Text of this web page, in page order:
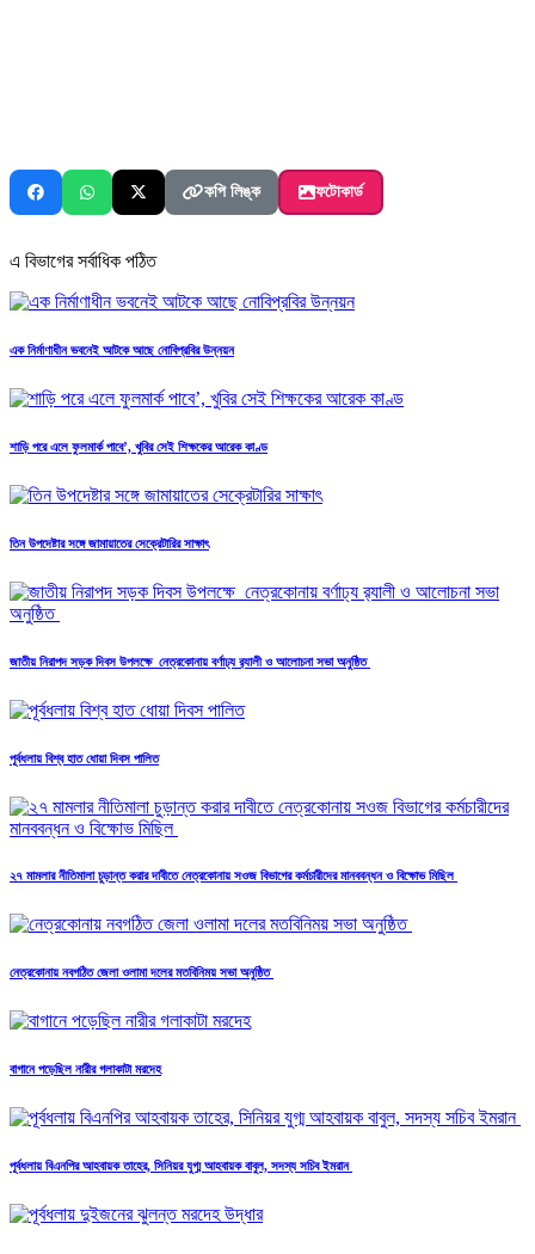
কপি লিঙ্ক ফটোকার্ড
এ বিভাগের সর্বাধিক পঠিত
এক নির্মাণাধীন ভবনেই আটকে আছে নোবিপ্রবির উন্নয়ন
শাড়ি পরে এলে ফুলমার্ক পাবে’, খুবির সেই শিক্ষকের আরেক কাণ্ড
তিন উপদেষ্টার সঙ্গে জামায়াতের সেক্রেটারির সাক্ষাৎ
জাতীয় নিরাপদ সড়ক দিবস উপলক্ষে নেত্রকোনায় বর্ণাঢ্য র‍্যালী ও আলোচনা সভা অনুষ্ঠিত
পূর্বধলায় বিশ্ব হাত ধোয়া দিবস পালিত
২৭ মামলার নীতিমালা চুড়ান্ত করার দাবীতে নেত্রকোনায় সওজ বিভাগের কর্মচারীদের মানববন্ধন ও বিক্ষোভ মিছিল
নেত্রকোনায় নবগঠিত জেলা ওলামা দলের মতবিনিময় সভা অনুষ্ঠিত
বাগানে পড়েছিল নারীর গলাকাটা মরদেহ
পূর্বধলায় বিএনপির আহবায়ক তাহের, সিনিয়র যুগ্ম আহবায়ক বাবুল, সদস্য সচিব ইমরান